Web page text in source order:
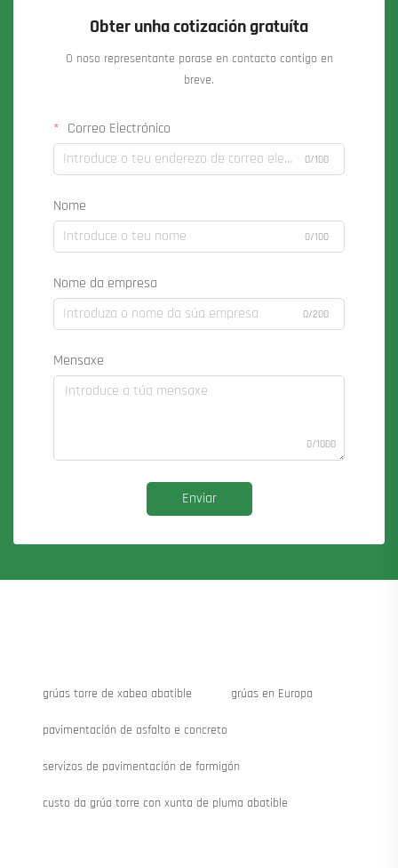
Obter unha cotización gratuíta
O noso representante porase en contacto contigo en
breve.
Correo Electrónico
0/100
Nome
0/100
Nome da empresa
0/200
Mensaxe
0/1000
Enviar
grúas torre de xabea abatible grúas en Europa
pavimentación de asfalto e concreto
servizos de pavimentación de formigón
custo da grúa torre con xunta de pluma abatible